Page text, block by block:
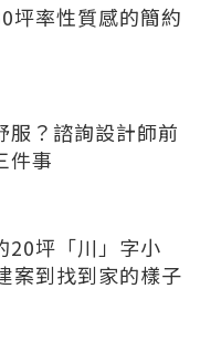
坪率性質感的簡約
服？諮詢設計師前
件事
20坪「川」字小
案到找到家的樣子